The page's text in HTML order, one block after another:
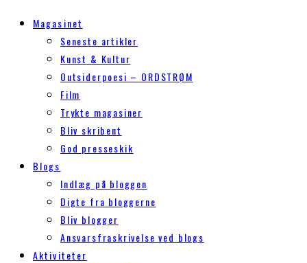
Magasinet
Seneste artikler
Kunst & Kultur
Outsiderpoesi – ORDSTRØM
Film
Trykte magasiner
Bliv skribent
God presseskik
Blogs
Indlæg på bloggen
Digte fra bloggerne
Bliv blogger
Ansvarsfraskrivelse ved blogs
Aktiviteter